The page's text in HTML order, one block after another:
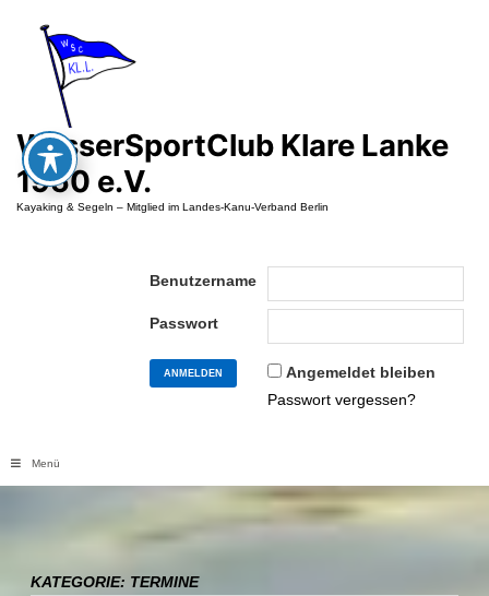
springen
WasserSportClub Klare Lanke
1950 e.V.
Kayaking & Segeln – Mitglied im Landes-Kanu-Verband Berlin
Benutzername
Passwort
Angemeldet bleiben
Passwort vergessen?
Menü
KATEGORIE: TERMINE